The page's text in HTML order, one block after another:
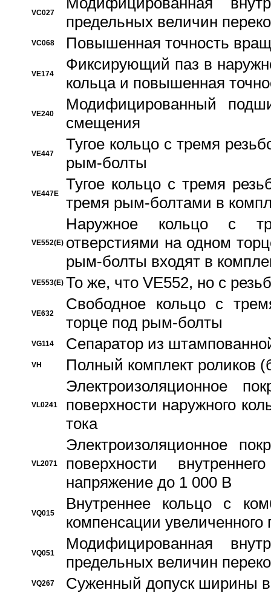
VC027
предельных величин
VC068 Повышенная точность
VE174
Фиксирующий паз в
кольца и повышенная
VE240
Модифицированный
смещения
VE447
Тугое кольцо с тремя
рым-болты
VE447E
Тугое кольцо с тремя
тремя рым-болтами в
VE552(E)
Наружное кольцо с
отверстиями на одном
рым-болты входят в
VE553(E) То же, что VE552, но с
VE632
Свободное кольцо с
торце под рым-болты
VG114 Сепаратор из
VH Полный комплект роликов
VL0241
Электроизоляционное
поверхности наружного
тока
VL2071
Электроизоляционное
поверхности
напряжение до 1 000 В
VQ015
Bнутреннее кольцо с
компенсации увеличенного
VQ051
Модифицированная
предельных величин
VQ267 Суженный допуск ширины